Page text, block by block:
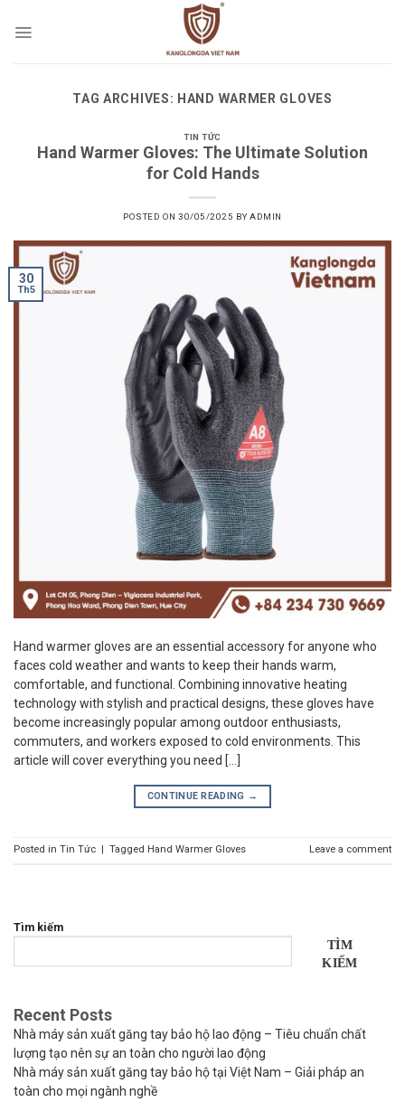
TAG ARCHIVES: HAND WARMER GLOVES
TIN TỨC
Hand Warmer Gloves: The Ultimate Solution
for Cold Hands
POSTED ON30/05/2025 BYADMIN
30
Th5
Hand warmer gloves are an essential accessory for anyone who
faces cold weather and wants to keep their hands warm,
comfortable, and functional. Combining innovative heating
technology with stylish and practical designs, these gloves have
become increasingly popular among outdoor enthusiasts,
commuters, and workers exposed to cold environments. This
article will cover everything you need […]
CONTINUE READING →
Posted in Tin Tức Tagged Hand Warmer Gloves Leave a comment
Tìm kiếm
TÌM
KIẾM
Recent Posts
Nhà máy sản xuất găng tay bảo hộ lao động – Tiêu chuẩn chất
lượng tạo nên sự an toàn cho người lao động
Nhà máy sản xuất găng tay bảo hộ tại Việt Nam – Giải pháp an
toàn cho mọi ngành nghề